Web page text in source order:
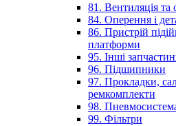
81. Вентиляція та
84. Оперення і
86. Пристрій
платформи
95. Інші
96. Підшипники
97. Прокладки,
ремкомплекти
98.
99. Фільтри